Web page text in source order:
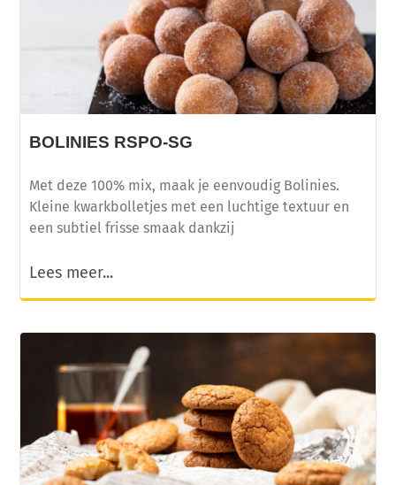
BOLINIES RSPO-SG
Met deze 100% mix, maak je eenvoudig Bolinies.
Kleine kwarkbolletjes met een luchtige textuur en
een subtiel frisse smaak dankzij
Lees meer...